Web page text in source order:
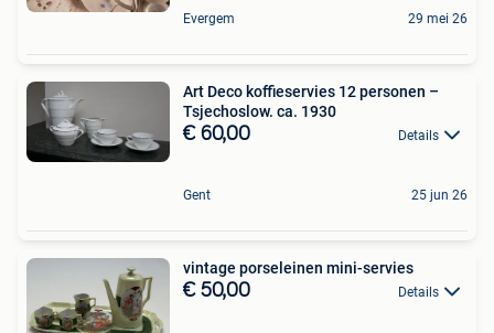
Evergem 29 mei 26
Art Deco koffieservies 12 personen –
Tsjechoslow. ca. 1930
€ 60,00 Details
Gent 25 jun 26
vintage porseleinen mini-servies
€ 50,00 Details